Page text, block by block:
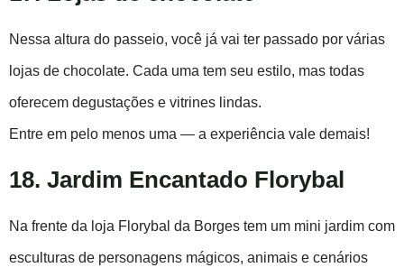
Nessa altura do passeio, você já vai ter passado por várias
lojas de chocolate. Cada uma tem seu estilo, mas todas
oferecem degustações e vitrines lindas.
Entre em pelo menos uma — a experiência vale demais!
18. Jardim Encantado Florybal
Na frente da loja Florybal da Borges tem um mini jardim com
esculturas de personagens mágicos, animais e cenários